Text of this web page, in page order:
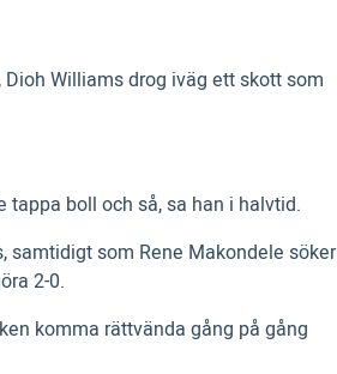
Williams drog iväg ett skott som
boll och så, sa han i halvtid.
som Rene Makondele söker
2-0.
komma rättvända gång på gång